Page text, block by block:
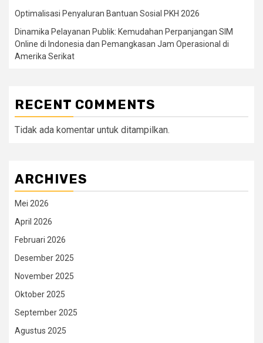
Optimalisasi Penyaluran Bantuan Sosial PKH 2026
Dinamika Pelayanan Publik: Kemudahan Perpanjangan SIM
Online di Indonesia dan Pemangkasan Jam Operasional di
Amerika Serikat
RECENT COMMENTS
Tidak ada komentar untuk ditampilkan.
ARCHIVES
Mei 2026
April 2026
Februari 2026
Desember 2025
November 2025
Oktober 2025
September 2025
Agustus 2025